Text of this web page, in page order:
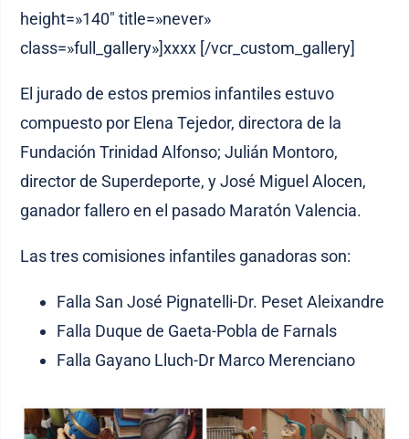
height=»140″ title=»never»
class=»full_gallery»]xxxx [/vcr_custom_gallery]
El jurado de estos premios infantiles estuvo
compuesto por Elena Tejedor, directora de la
Fundación Trinidad Alfonso; Julián Montoro,
director de Superdeporte, y José Miguel Alocen,
ganador fallero en el pasado Maratón Valencia.
Las tres comisiones infantiles ganadoras son:
Falla San José Pignatelli-Dr. Peset Aleixandre
Falla Duque de Gaeta-Pobla de Farnals
Falla Gayano Lluch-Dr Marco Merenciano